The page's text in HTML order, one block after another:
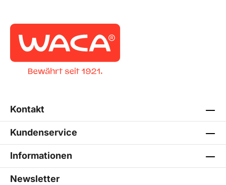
Kontakt
Kundenservice
Informationen
Newsletter